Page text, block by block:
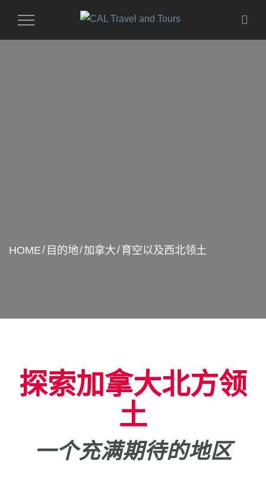
Toggle
HOME 目的地 加拿大 育空以及西北领土
探索加拿大北方领
土
一个充满期待的地区